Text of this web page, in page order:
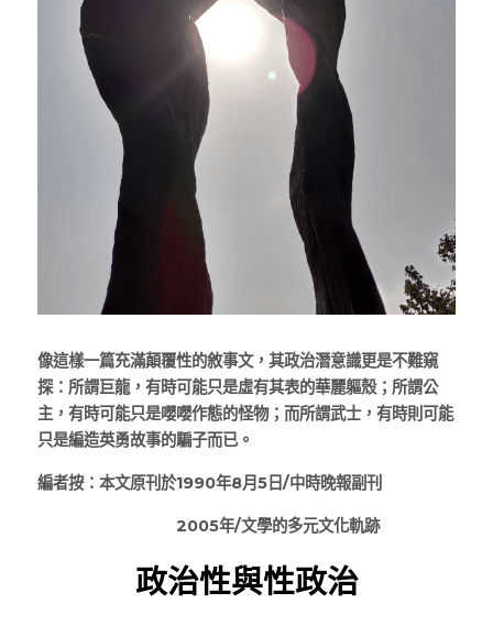
像這樣一篇充滿顛覆性的敘事文，其政治潛意識更是不難窺
探：所謂巨龍，有時可能只是虛有其表的華麗軀殼；所謂公
主，有時可能只是嚶嚶作態的怪物；而所謂武士，有時則可能
只是編造英勇故事的騙子而已。
編者按：本文原刊於1990年8月5日/中時晚報副刊
2005年/文學的多元文化軌跡
政治性與性政治